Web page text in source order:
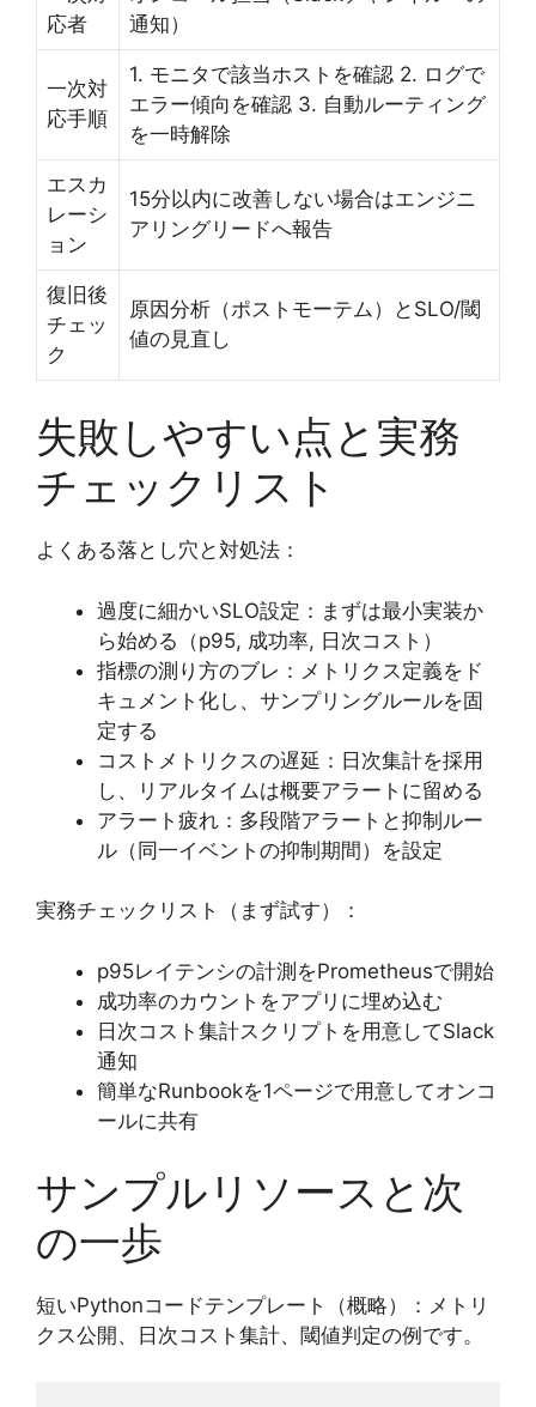
応者
通知）
一次対
応手順
1. モニタで該当ホストを確認 2. ログで
エラー傾向を確認 3. 自動ルーティング
を一時解除
エスカ
レーシ
ョン
15分以内に改善しない場合はエンジニ
アリングリードへ報告
復旧後
チェッ
ク
原因分析（ポストモーテム）とSLO/閾
値の見直し
失敗しやすい点と実務
チェックリスト
よくある落とし穴と対処法：
過度に細かいSLO設定：まずは最小実装か
ら始める（p95, 成功率, 日次コスト）
指標の測り方のブレ：メトリクス定義をド
キュメント化し、サンプリングルールを固
定する
コストメトリクスの遅延：日次集計を採用
し、リアルタイムは概要アラートに留める
アラート疲れ：多段階アラートと抑制ルー
ル（同一イベントの抑制期間）を設定
実務チェックリスト（まず試す）：
p95レイテンシの計測をPrometheusで開始
成功率のカウントをアプリに埋め込む
日次コスト集計スクリプトを用意してSlack
通知
簡単なRunbookを1ページで用意してオンコ
ールに共有
サンプルリソースと次
の一歩
短いPythonコードテンプレート（概略）：メトリ
クス公開、日次コスト集計、閾値判定の例です。